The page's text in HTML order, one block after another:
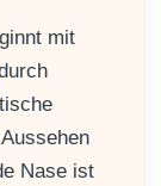
mit
Nase ist